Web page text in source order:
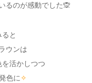
るのが感動でした🙊
と
ウンは
活かしつつ
色に✧